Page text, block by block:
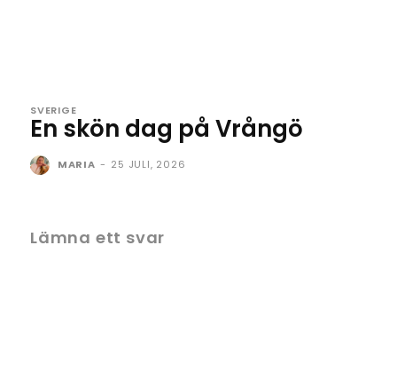
SVERIGE
En skön dag på Vrångö
MARIA - 25 JULI, 2026
Lämna ett svar